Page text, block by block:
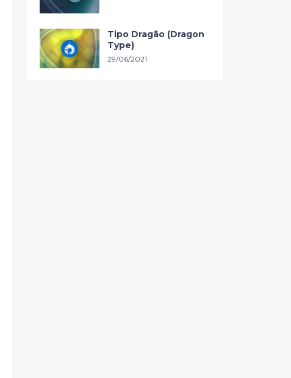
Tipo Dragão (Dragon
Type)
29/06/2021